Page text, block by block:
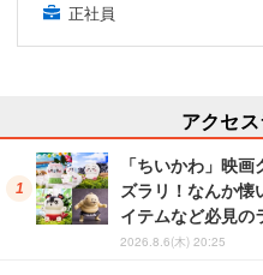
正社員
アクセ
「ちいかわ」映
ズラリ！なんか懐
イテムなど必見の
2026.8.6(木) 20:25